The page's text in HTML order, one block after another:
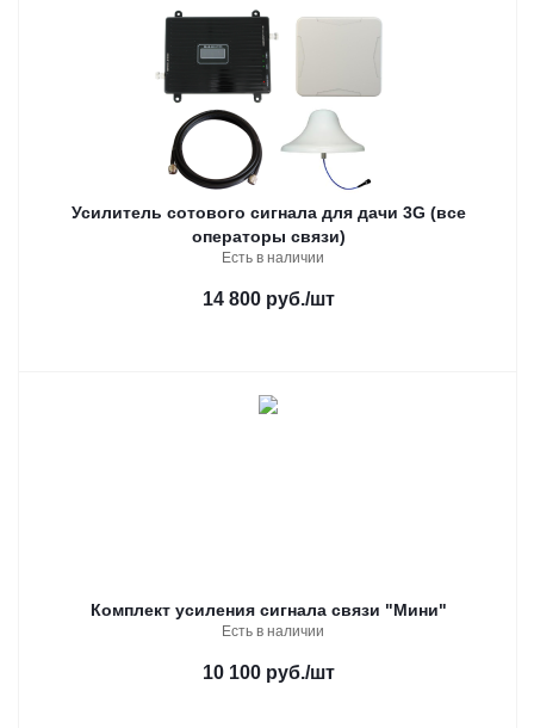
Усилитель сотового сигнала для дачи 3G (все
операторы связи)
Есть в наличии
14 800 руб./шт
Комплект усиления сигнала связи "Мини"
Есть в наличии
10 100 руб./шт